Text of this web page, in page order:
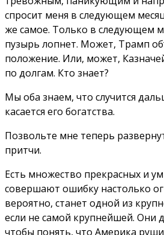
спросит меня в следующем
же самое. Только в следующем
пузырь лопнет. Может, Трамп
положение. Или, может,
по долгам. Кто знает?
Мы оба знаем, что случится
касается его богатства.
Позвольте мне теперь
притчи.
Есть множество прекрасных и
совершают ошибку настолько
вероятно, станет одной из
если не самой крупнейшей. Они
чтобы понять, что Америка